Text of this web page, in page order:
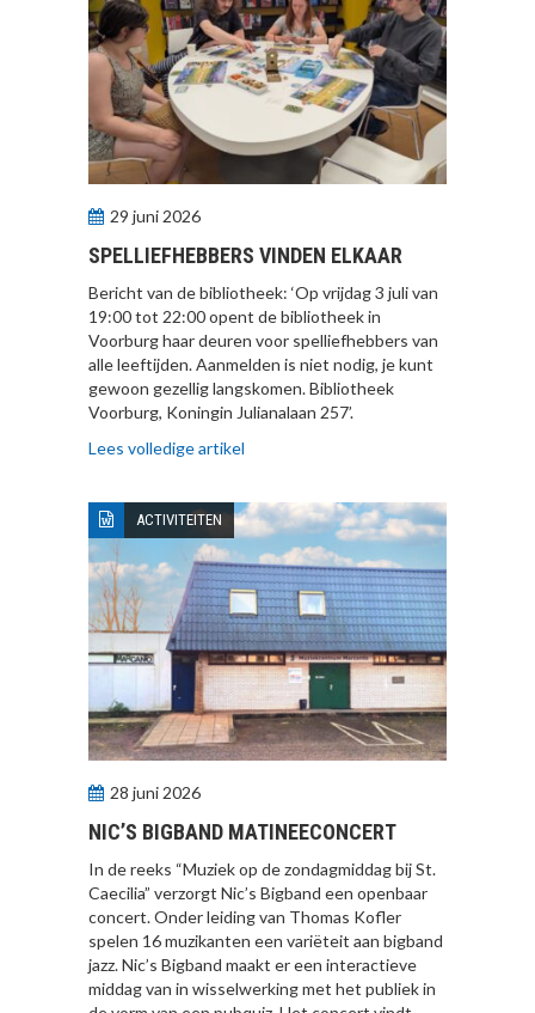
29 juni 2026
SPELLIEFHEBBERS VINDEN ELKAAR
Bericht van de bibliotheek: ‘Op vrijdag 3 juli van
19:00 tot 22:00 opent de bibliotheek in
Voorburg haar deuren voor spelliefhebbers van
alle leeftijden. Aanmelden is niet nodig, je kunt
gewoon gezellig langskomen. Bibliotheek
Voorburg, Koningin Julianalaan 257’.
Lees volledige artikel
ACTIVITEITEN
28 juni 2026
NIC’S BIGBAND MATINEECONCERT
In de reeks “Muziek op de zondagmiddag bij St.
Caecilia” verzorgt Nic’s Bigband een openbaar
concert. Onder leiding van Thomas Kofler
spelen 16 muzikanten een variëteit aan bigband
jazz. Nic’s Bigband maakt er een interactieve
middag van in wisselwerking met het publiek in